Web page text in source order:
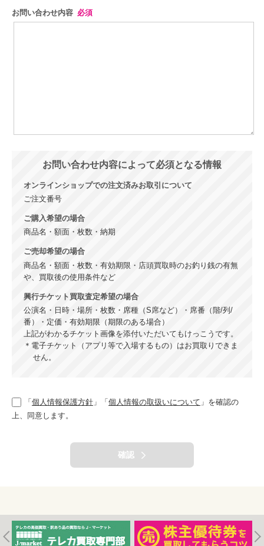
お問い合わせ内容 必須
お問い合わせ内容によって必須となる情報
オンラインショップでの注文済みお取引について
ご注文番号
ご購入希望の場合
商品名・額面・枚数・納期
ご売却希望の場合
商品名・額面・枚数・有効期限・店頭買取時のお釣り銭の有無
や、買取後の使用条件など
興行チケット買取査定希望の場合
公演名・日時・場所・枚数・席種（S席など）・席番（階/列/
番）・定価・有効期限（期限のある場合）
上記がわかるチケット画像を添付いただいてもけっこうです。
電子チケット（アプリ等で入場するもの）はお買取りできま
せん。
「 個人情報保護方針 」「 個人情報の取扱いについて 」を確認の
上、同意します。
確認